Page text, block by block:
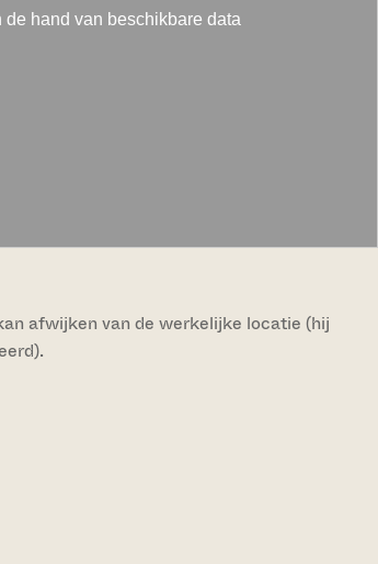
afwijken van de werkelijke locatie (hij